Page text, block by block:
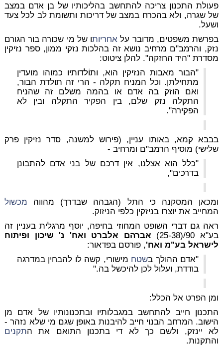
פעולת התכנון צריכה להתחשב בהליכותיו של בן אדם במצב
של שגרה, ולא בהכרח במצב של דריכות ותשומת לב לכל צעד
ושעל.
בפרשת משפטים, מדובר על אחריותו של מי שכורה בור הגורם
נזק, והרמב"ם מרחיב נושא זה בהלכות נזקי ממון, ספר נזיקין
מסדרת "היד החזקה". להלן ציטוט:
"הבור מאבות הנזיקין הוא, ותוֹלדותיו כמוהו מועדין
מתחילתן. וכל המניח תקלה - הרי זה תולדת הבור,
ואם הוזק בה אדם או בהמה משלם זה שהניח
התקלה נזק שלם, בין הפקיר התקלה ובין לא
הפקירה".
בבבא קמא, באותו עניין, (פירוש למשנה, סדר נזיקין פרק
שלישי) מוסיף הרמב"ם ומרחיב -
"כלל הוא אצלנו, אין דרכם של בני אדם להתבונן
בדרכים",
ומכאן המסקנה כי התל (הגבהה שבדרך) מהווה מכשול
המחייב את יוצרו בניזקין כלפי הניזוק.
ראה גם דברי השופט המחוזי בחיפה, יוסף מרגלית בעניין זה
בע"א 90/(25-38)
אברהם אלברט ואח' נ' שיכון ופיתוח
לישראל בע"מ ואח', פורסם בפדאור:
"אדם ההולך בשטח מישורי, קשה לו להבחין במדרגה
בודדת, ועלול לכן להיכשל בה."
ומן הפרט אל הכלל:
התכנון חייב להתחשב במגבלותיו ובתכנונותיו של אדם מן
הישוב. המרחב הבנוי חייב להיבנות באופן שגם מי שלא נזהר -
לא יינזק, ולשם כך לא די בתכנון התואם את התקנים
והתקנות.